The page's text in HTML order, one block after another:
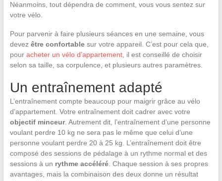
Néanmoins, tout dépendra de comment, vous vous sentez sur
votre vélo.
Pour parvenir à faire plusieurs séances en une semaine, vous
devez être confortablesur votre appareil. C’est pour cela que,
pour acheter un vélo d’appartement, il est conseillé de choisir
selon sa taille, sa corpulence, et plusieurs autres paramètres.
Un entraînement adapté
L’entraînement compte beaucoup pour maigrir grâce au vélo
d’appartement. Votre entraînement doit cadrer avec votre
objectif minceur. Autrement dit, l’entraînement d’une personne
voulant perdre 10 kg ne sera pas le même que celui d’une
personne voulant perdre 20 à 25 kg. L’entraînement doit être
composé des sessions de pédalage à un rythme normal et des
sessions à un rythme accéléré. Chaque session à ses propres
avantages, mais la combinaison des deux donne un résultat